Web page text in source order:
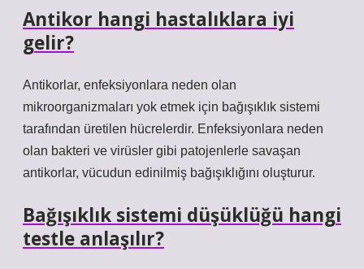
Antikor hangi hastalıklara iyi
gelir?
Antikorlar, enfeksiyonlara neden olan
mikroorganizmaları yok etmek için bağışıklık sistemi
tarafından üretilen hücrelerdir. Enfeksiyonlara neden
olan bakteri ve virüsler gibi patojenlerle savaşan
antikorlar, vücudun edinilmiş bağışıklığını oluşturur.
Bağışıklık sistemi düşüklüğü hangi
testle anlaşılır?